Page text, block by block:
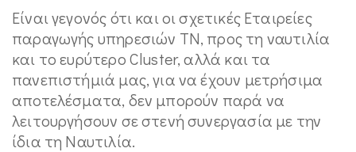
Είναι γεγονός ότι και οι σχετικές Εταιρείες
παραγωγής υπηρεσιών ΤΝ, προς τη ναυτιλία
και το ευρύτερο Cluster, αλλά και τα
πανεπιστήμιά μας, για να έχουν μετρήσιμα
αποτελέσματα, δεν μπορούν παρά να
λειτουργήσουν σε στενή συνεργασία με την
ίδια τη Ναυτιλία.